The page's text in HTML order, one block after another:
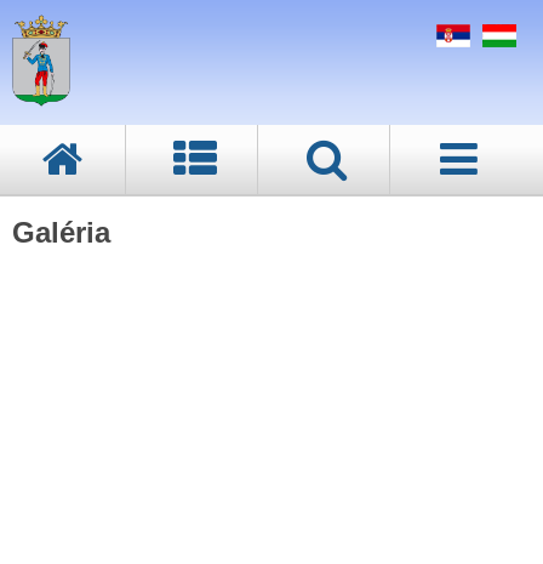
Galéria